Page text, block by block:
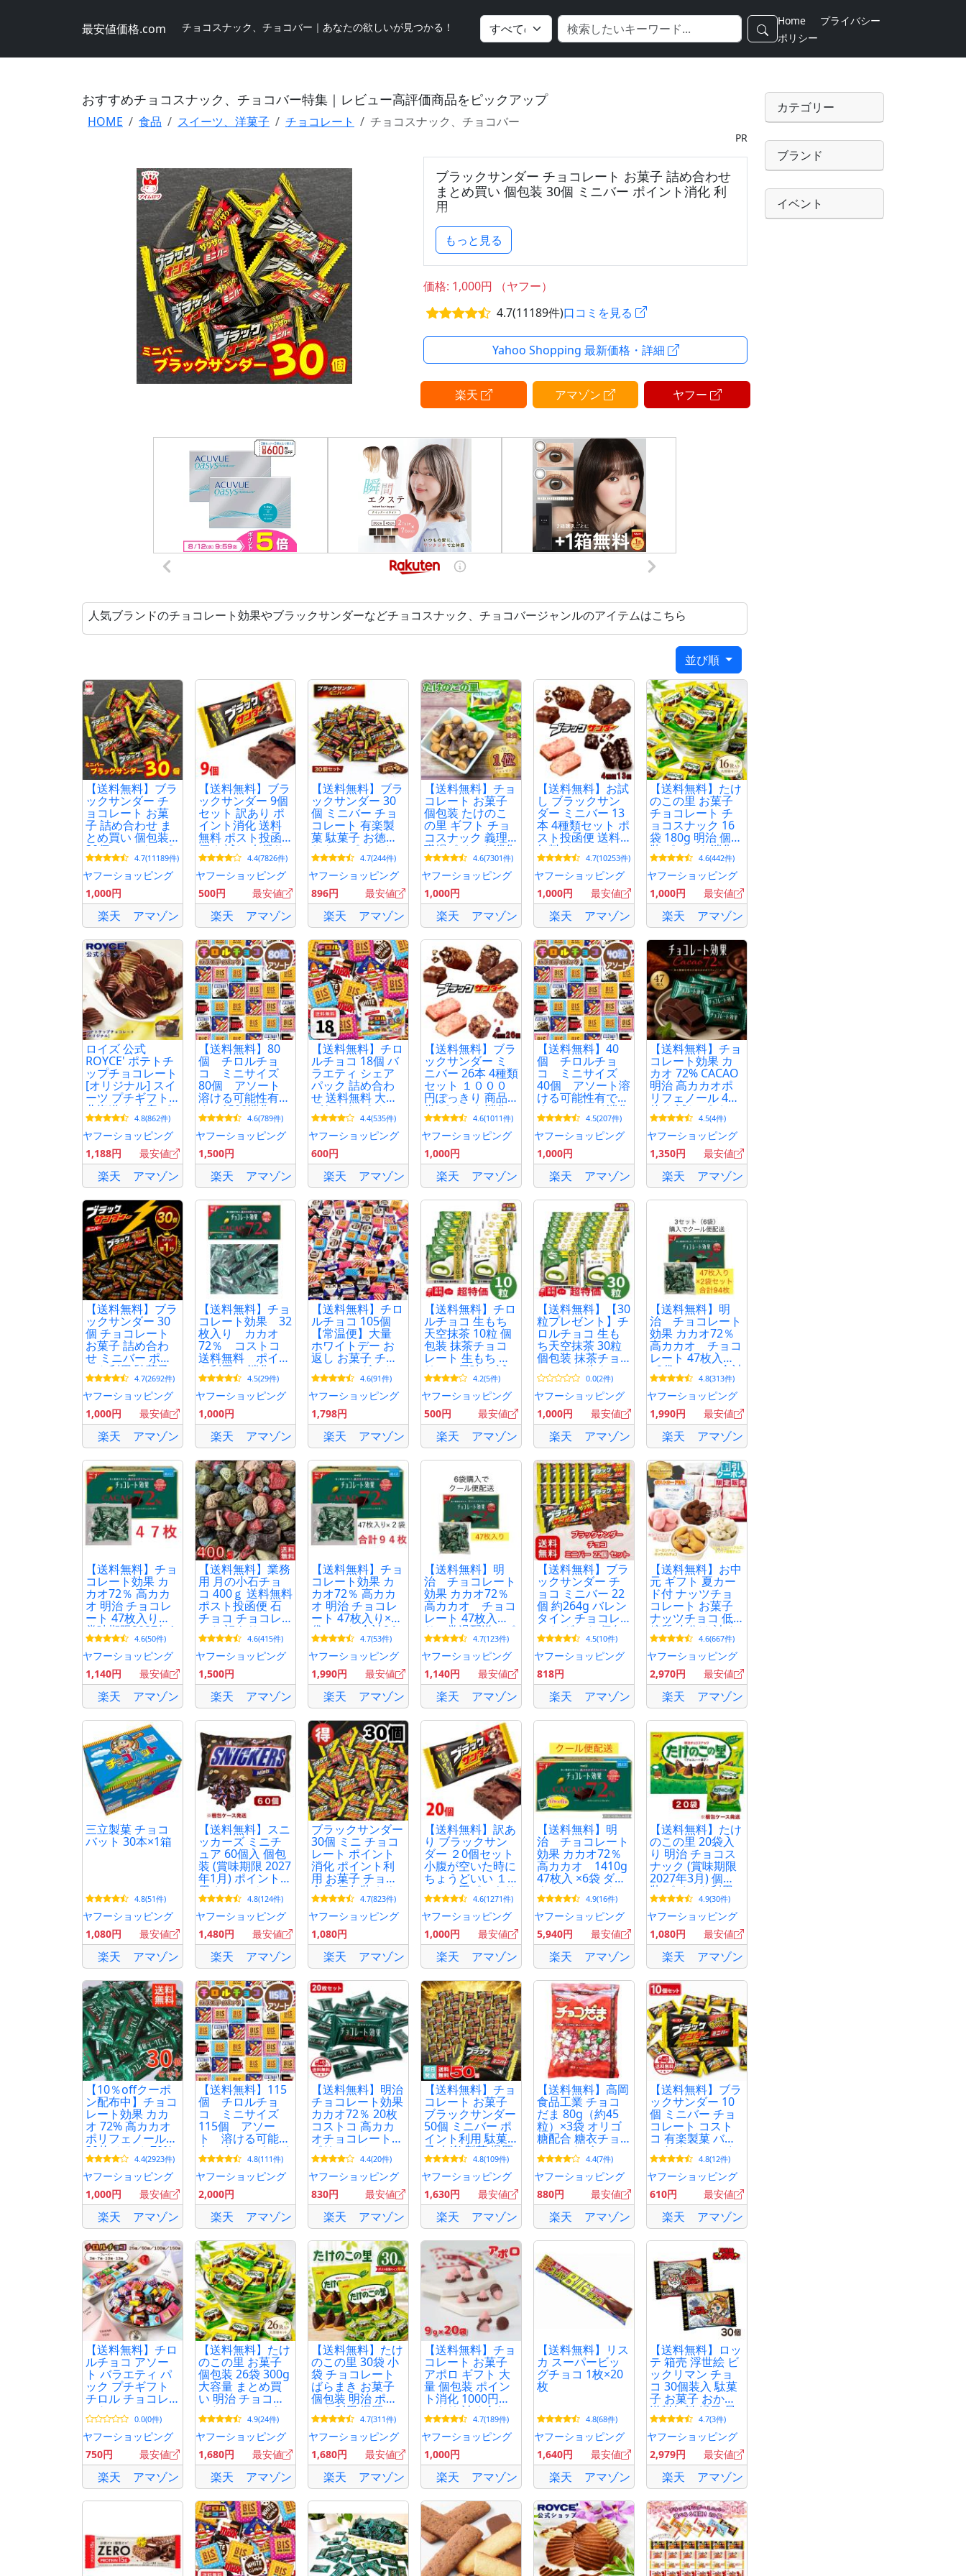
最安値価格.com チョコスナック、チョコバー｜あなたの欲しいが見つかる！ Home
プライバシー
ポリシー
おすすめチョコスナック、チョコバー特集｜レビュー高評価商品をピックアップ
HOME 食品 スイーツ、洋菓子 チョコレート チョコスナック、チョコバー
PR
ブラックサンダー チョコレート お菓子 詰め合わせ
まとめ買い 個包装 30個 ミニバー ポイント消化 利
用
商品名
有楽製菓
ブラックサンダー ミニバー 12ｇ×30個セット
商品説明
クサンダー」
ココアクッキーとプレーンビスケットをチョコレートでコ
ーティング
個包装で便利。
■ココアクッキーのほろ苦さとチョコレートの甘みがマッ
チした味わい。
見た目は少し小さいですが、ザクザクとした食べ応えのあ
る食感は癖になる美味しさです。
■ご家族で楽しむお菓子や自宅ストック用お菓子としても
賞味期限
※お送りする商品の賞味期限が上記の期間を有しているこ
とを説明するものではございません。
保存方法
直射日光・高温多湿の場所を避け、28℃以下で保存して
ください。
関連ワード
ポイント消化 PayPay 爆買
もっと見る
価格: 1,000円 （ヤフー）
4.7(11189件)口コミを見る
Yahoo Shopping 最新価格・詳細
楽天 アマゾン ヤフー
人気ブランドのチョコレート効果やブラックサンダーなどチョコスナック、チョコバージャンルのアイテムはこちら
並び順
【送料無料】ブラ
ックサンダー チ
ョコレート お菓
子 詰め合わせ ま
とめ買い 個包装
30個 ミニバー ポ
イント消化 利用
4.7(11189件)
ヤフーショッピング
1,000円
楽天 アマゾン
【送料無料】ブラ
ックサンダー 9個
セット 訳あり ポ
イント消化 送料
無料 ポスト投函
便 お試し 有償サ
ンプル チョコレ
ート 義理チョコ
バレンタイン 爆
買
4.4(7826件)
ヤフーショッピング
500円
最安値
楽天 アマゾン
【送料無料】ブラ
ックサンダー 30
個 ミニバー チョ
コレート 有楽製
菓 駄菓子 お徳用
おやつ ポイント
利用 プレゼント
ギフト コストコ
4.7(244件)
ヤフーショッピング
896円
最安値
楽天 アマゾン
【送料無料】チョ
コレート お菓子
個包装 たけのこ
の里 ギフト チョ
コスナック 義理
職場ポイント消化
利用 4.6(7301件)
ヤフーショッピング
1,000円
楽天 アマゾン
【送料無料】お試
し ブラックサン
ダー ミニバー 13
本 4種類セット ポ
スト投函便 送料
無料 ナッツ チョ
コ いちご ミル
ク
4.7(10253件)
ヤフーショッピング
1,000円
最安値
楽天 アマゾン
【送料無料】たけ
のこの里 お菓子
チョコレート チ
ョコスナック 16
袋 180g 明治 個包
装 ポイント消化
利用 爆買 4.6(442件)
ヤフーショッピング
1,000円
最安値
楽天 アマゾン
ロイズ 公式
ROYCE' ポテトチ
ップチョコレート
[オリジナル] スイ
ーツ プチギフト
北海道 お土産 ポ
イント利用4.8(862件)
ヤフーショッピング
1,188円
最安値
楽天 アマゾン
【送料無料】80
個 チロルチョ
コ ミニサイズ
80個 アソート
溶ける可能性有で
す 1500消化
2026年12月4.6(789件)
ヤフーショッピング
1,500円
楽天 アマゾン
【送料無料】チロ
ルチョコ 18個 バ
ラエティ シェア
パック 詰め合わ
せ 送料無料 大量
ばらまき ポイン
ト利用 お菓子
4.4(535件)
ヤフーショッピング
600円
楽天 アマゾン
【送料無料】ブラ
ックサンダー ミ
ニバー 26本 4種類
セット １０００
円ぽっきり 商品
券 ポイント消化
ポスト投函便 グ
ラノーラ いちご
ナッツ
4.6(1011件)
ヤフーショッピング
1,000円
楽天 アマゾン
【送料無料】40
個 チロルチョ
コ ミニサイズ
40個 アソート溶
ける可能性有で
す ペイペイ消化
2026年12月4.5(207件)
ヤフーショッピング
1,000円
楽天 アマゾン
【送料無料】チョ
コレート効果 カ
カオ 72% CACAO
明治 高カカオポ
リフェノール 47
枚 お試し ポイン
ト消化 爆買4.5(4件)
ヤフーショッピング
1,350円
最安値
楽天 アマゾン
【送料無料】ブラ
ックサンダー 30
個 チョコレート
お菓子 詰め合わ
せ ミニバー ポイ
ント利用 駄菓子
有楽製菓 爆買
4.7(2692件)
ヤフーショッピング
1,000円
最安値
楽天 アマゾン
【送料無料】チョ
コレート効果 32
枚入り カカオ
72％ コストコ
送料無料 ポイン
ト利用 消化
お試し商品
4.5(29件)
ヤフーショッピング
1,000円
楽天 アマゾン
【送料無料】チロ
ルチョコ 105個
【常温便】大量
ホワイトデー お
返し お菓子 チョ
コレート ギフト
個包装 送料無料
ポイント消化 利
用 おやつ 業務用
シェア ばら撒き
義理
4.6(91件)
ヤフーショッピング
1,798円
楽天 アマゾン
【送料無料】チロ
ルチョコ 生もち
天空抹茶 10粒 個
包装 抹茶チョコ
レート 生もち ク
リーム風味 お試
し 少量 抹茶スイ
ーツ ポイント消
化【賞味期限
2026年8月26日】
4.2(5件)
ヤフーショッピング
500円
最安値
楽天 アマゾン
【送料無料】【30
粒プレゼント】チ
ロルチョコ 生も
ち天空抹茶 30粒
個包装 抹茶チョ
コレート 生もち
クリーム風味 抹
茶スイーツ まと
め買い【賞味期限
2026年8月26日】
0.0(2件)
ヤフーショッピング
1,000円
最安値
楽天 アマゾン
【送料無料】明
治 チョコレート
効果 カカオ72％
高カカオ チョコ
レート 47枚入り
×2袋セット 合計
94枚 常温配送
賞味期限2027年3
月以降
4.8(313件)
ヤフーショッピング
1,990円
最安値
楽天 アマゾン
【送料無料】チョ
コレート効果 カ
カオ72％ 高カカ
オ 明治 チョコレ
ート 47枚入り
賞味期限2027年1
月以降 4.6(50件)
ヤフーショッピング
1,140円
最安値
楽天 アマゾン
【送料無料】業務
用 月の小石チョ
コ 400ｇ 送料無料
ポスト投函便 石
チョコ チョコレ
ート 訳あり
4.6(415件)
ヤフーショッピング
1,500円
楽天 アマゾン
【送料無料】チョ
コレート効果 カ
カオ72％ 高カカ
オ 明治 チョコレ
ート 47枚入り×2
袋セット 合計94
枚 賞味期限
2027年以降
4.7(53件)
ヤフーショッピング
1,990円
最安値
楽天 アマゾン
【送料無料】明
治 チョコレート
効果 カカオ72％
高カカオ チョコ
レート 47枚入
り 常温配送 ポ
イント消化 賞味
期限2027年3月以
降
4.7(123件)
ヤフーショッピング
1,140円
最安値
楽天 アマゾン
【送料無料】ブラ
ックサンダー チ
ョコ ミニバー 22
個 約264g バレン
タイン チョコレ
ート ギフト 個包
装 送料無料 お菓
子 ポイント消化
利用 ビスケット
お菓子 大容量 シ
ェア
4.5(10件)
ヤフーショッピング
818円
楽天 アマゾン
【送料無料】お中
元 ギフト 夏カー
ド付 ナッツチョ
コレート お菓子
ナッツチョコ 低
糖質 小分け 詰め
合わせ プレゼン
ト キャラメル ピ
ーカンナッツ 贅
沢ナッツショコラ
ータ
4.6(667件)
ヤフーショッピング
2,970円
最安値
楽天 アマゾン
三立製菓 チョコ
バット 30本×1箱
4.8(51件)
ヤフーショッピング
1,080円
最安値
楽天 アマゾン
【送料無料】スニ
ッカーズ ミニチ
ュア 60個入 個包
装 (賞味期限 2027
年1月) ポイント利
用 おやつ チョコ
レート ピーナッ
ツ 業務用 イベン
ト用 送料無料 コ
ストコ
4.8(124件)
ヤフーショッピング
1,480円
最安値
楽天 アマゾン
ブラックサンダー
30個 ミニ チョコ
レート ポイント
消化 ポイント利
用 お菓子 チョコ
食品 個包装 おや
つ 大量 ばらまき
小分け 大容量 お
返し
4.7(823件)
ヤフーショッピング
1,080円
楽天 アマゾン
【送料無料】訳あ
り ブラックサン
ダー ２0個セット
小腹が空いた時に
ちょうどいい １
０００円ポッキリ
送料無料 ポスト
便投函便 チョコ
チョコレート ポ
イント消化
4.6(1271件)
ヤフーショッピング
1,000円
最安値
楽天 アマゾン
【送料無料】明
治 チョコレート
効果 カカオ72％
高カカオ 1410g
47枚入 ×6袋 ダー
クチョコレート
コストコ クール
便 賞味期限
2027年3月以降
クール便配送
4.9(16件)
ヤフーショッピング
5,940円
最安値
楽天 アマゾン
【送料無料】たけ
のこの里 20袋入
り 明治 チョコス
ナック (賞味期限
2027年3月) 個包
装 ポイント利用
お菓子 詰め合わ
せ 送料無料 コス
トコ
4.9(30件)
ヤフーショッピング
1,080円
最安値
楽天 アマゾン
【10％offクーポ
ン配布中】チョコ
レート効果 カカ
オ 72% 高カカオ
ポリフェノール
30枚 カカオ 70%
以上 大容量 明治
バレンタイン ホ
ワイトデー
4.4(2923件)
ヤフーショッピング
1,000円
最安値
楽天 アマゾン
【送料無料】115
個 チロルチョ
コ ミニサイズ
115個 アソー
ト 溶ける可能性
有です ペイペイ
消化 2026年12月
4.8(111件)
ヤフーショッピング
2,000円
楽天 アマゾン
【送料無料】明治
チョコレート効果
カカオ72％ 20枚
コストコ 高カカ
オチョコレート
ポリフェノール
小分け 詰め合わ
せ
4.4(20件)
ヤフーショッピング
830円
最安値
楽天 アマゾン
【送料無料】チョ
コレート お菓子
ブラックサンダー
50個 ミニバー ポ
イント利用 駄菓
子 有楽 製菓 爆買
4.8(109件)
ヤフーショッピング
1,630円
最安値
楽天 アマゾン
【送料無料】高岡
食品工業 チョコ
だま 80g（約45
粒）×3袋 オリゴ
糖配合 糖衣チョ
コレートボール
チョコ玉 4.4(7件)
ヤフーショッピング
880円
最安値
楽天 アマゾン
【送料無料】ブラ
ックサンダー 10
個 ミニバー チョ
コレート コスト
コ 有楽製菓 バレ
ンタイン ホワイ
トデー チョコ チ
ョコスナック 小
分け 詰め合わせ
4.8(12件)
ヤフーショッピング
610円
最安値
楽天 アマゾン
【送料無料】チロ
ルチョコ アソー
ト バラエティ パ
ック プチギフト
チロル チョコレ
ート チョコ ホワ
イトデー 義理チ
ョコ 退職 お菓子
詰め合わせ 個包
装 大量
0.0(0件)
ヤフーショッピング
750円
最安値
楽天 アマゾン
【送料無料】たけ
のこの里 お菓子
個包装 26袋 300g
大容量 まとめ買
い 明治 チョコレ
ート チョコスナ
ック ポイント消
化 利用 爆買
4.9(24件)
ヤフーショッピング
1,680円
最安値
楽天 アマゾン
【送料無料】たけ
のこの里 30袋 小
袋 チョコレート
ばらまき お菓子
個包装 明治 ポイ
ント利用 爆買
4.7(311件)
ヤフーショッピング
1,680円
最安値
楽天 アマゾン
【送料無料】チョ
コレート お菓子
アポロ ギフト 大
量 個包装 ポイン
ト消化 1000円ポ
ッキリ 詰め合わ
せ プチギフト 20
袋セット
4.7(189件)
ヤフーショッピング
1,000円
楽天 アマゾン
【送料無料】リス
カ スーパービッ
グチョコ 1枚×20
枚
4.8(68件)
ヤフーショッピング
1,640円
最安値
楽天 アマゾン
【送料無料】ロッ
テ 箱売 浮世絵 ビ
ックリマン チョ
コ 30個装入 駄菓
子 お菓子 おかし
送料無料 縁日 景
品 問屋 お祭り 子
供 おもちゃ 祭り
縁日用品 屋台 イ
ベント
4.7(3件)
ヤフーショッピング
2,979円
最安値
楽天 アマゾン
カテゴリー
ブランド
イベント